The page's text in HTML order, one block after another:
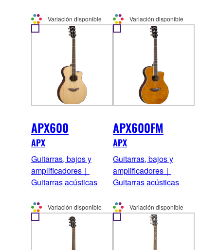
Variación disponible Variación disponible
APX600
APX
Guitarras, bajos y
amplificadores｜
Guitarras acústicas
Variación disponible
APX600FM
APX
Guitarras, bajos y
amplificadores｜
Guitarras acústicas
Variación disponible